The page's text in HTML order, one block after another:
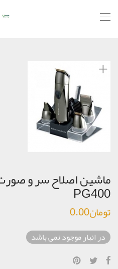
PG400‎
تومان0.00
در انبار موجود نمی باشد